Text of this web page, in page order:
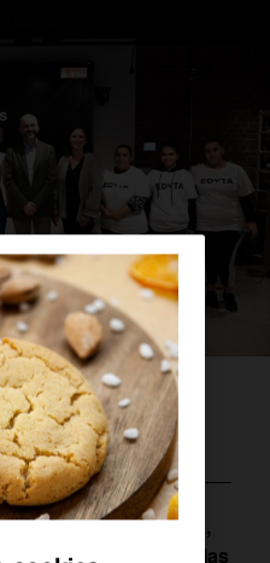
seguir impartiendo,
de este programa en las